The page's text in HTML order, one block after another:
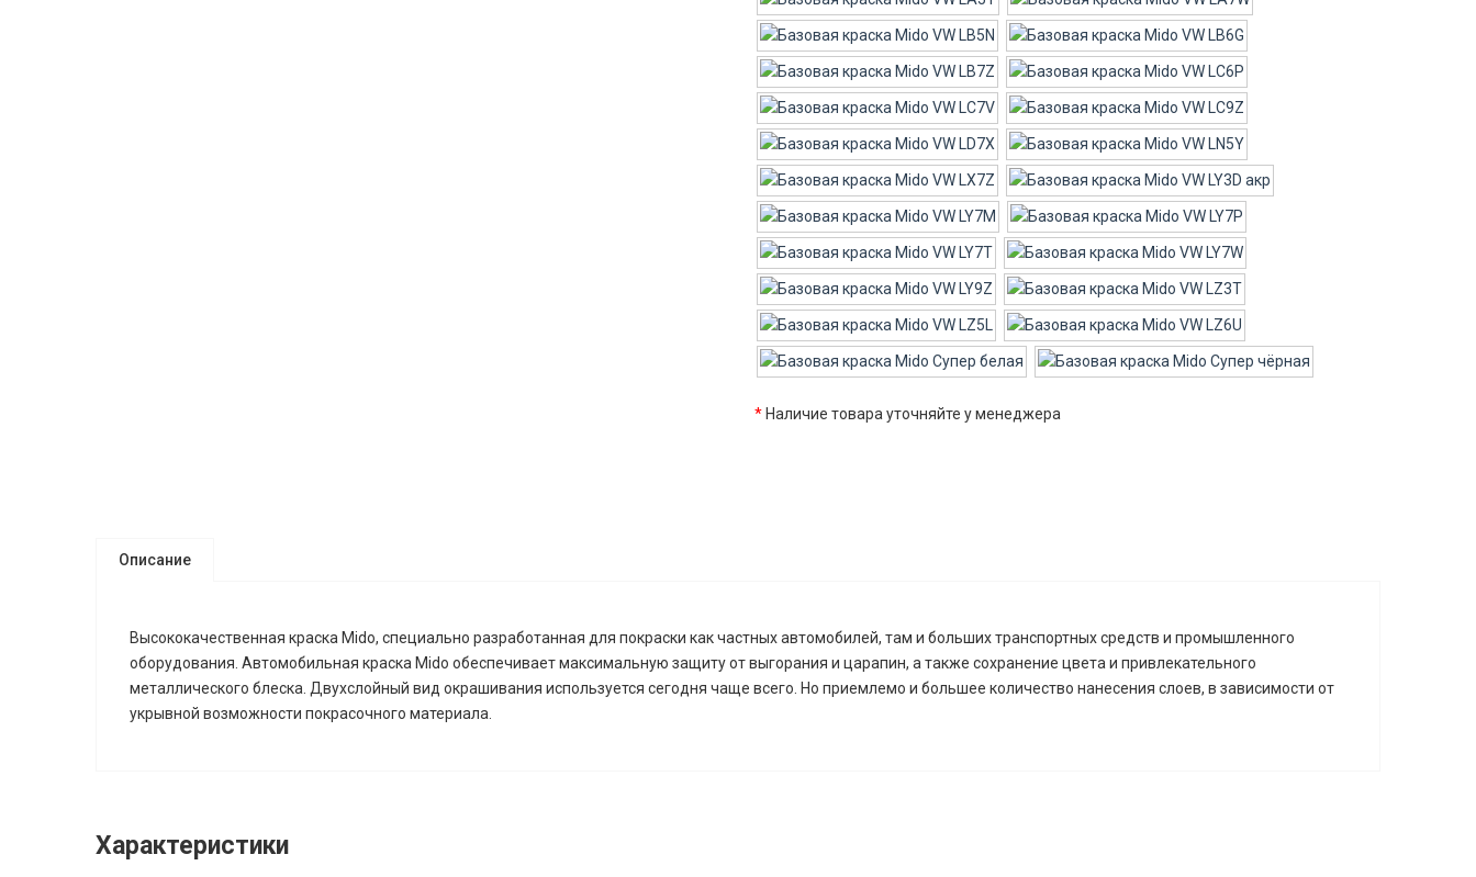
* Наличие товара уточняйте у менеджера
Описание
Высококачественная краска Mido, специально разработанная для покраски как частных автомобилей, там и больших транспортных средств и промышленного
оборудования. Автомобильная краска Mido обеспечивает максимальную защиту от выгорания и царапин, а также сохранение цвета и привлекательного
металлического блеска. Двухслойный вид окрашивания используется сегодня чаще всего. Но приемлемо и большее количество нанесения слоев, в зависимости от
укрывной возможности покрасочного материала.
Характеристики